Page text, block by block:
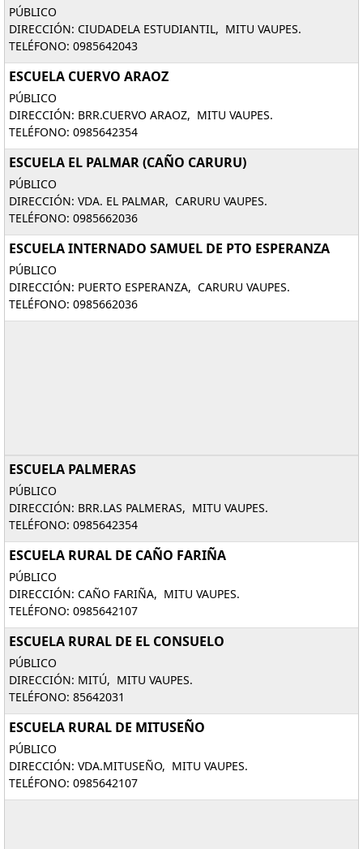
PÚBLICO
DIRECCIÓN: CIUDADELA ESTUDIANTIL, MITU VAUPES.
TELÉFONO: 0985642043
ESCUELA CUERVO ARAOZ
PÚBLICO
DIRECCIÓN: BRR.CUERVO ARAOZ, MITU VAUPES.
TELÉFONO: 0985642354
ESCUELA EL PALMAR (CAÑO CARURU)
PÚBLICO
DIRECCIÓN: VDA. EL PALMAR, CARURU VAUPES.
TELÉFONO: 0985662036
ESCUELA INTERNADO SAMUEL DE PTO ESPERANZA
PÚBLICO
DIRECCIÓN: PUERTO ESPERANZA, CARURU VAUPES.
TELÉFONO: 0985662036
ESCUELA PALMERAS
PÚBLICO
DIRECCIÓN: BRR.LAS PALMERAS, MITU VAUPES.
TELÉFONO: 0985642354
ESCUELA RURAL DE CAÑO FARIÑA
PÚBLICO
DIRECCIÓN: CAÑO FARIÑA, MITU VAUPES.
TELÉFONO: 0985642107
ESCUELA RURAL DE EL CONSUELO
PÚBLICO
DIRECCIÓN: MITÚ, MITU VAUPES.
TELÉFONO: 85642031
ESCUELA RURAL DE MITUSEÑO
PÚBLICO
DIRECCIÓN: VDA.MITUSEÑO, MITU VAUPES.
TELÉFONO: 0985642107